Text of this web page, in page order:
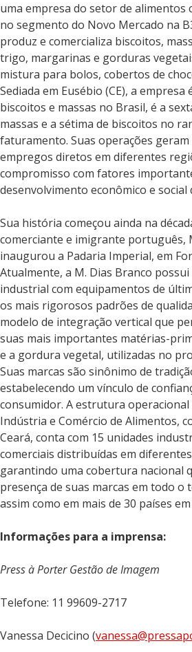
uma empresa do setor de alimentos
no segmento do Novo Mercado na
produz e comercializa biscoitos,
trigo, margarinas e gorduras
mistura para bolos, cobertos de
Sediada em Eusébio (CE), a empresa
biscoitos e massas no Brasil, é a
massas e a sétima de biscoitos no
faturamento. Suas operações geram
empregos diretos em diferentes
compromisso com fatores
desenvolvimento econômico e social
Sua história começou ainda na
comerciante e imigrante português,
inaugurou a Padaria Imperial, em
Atualmente, a M. Dias Branco
industrial com equipamentos de
os mais rigorosos padrões de
modelo de integração vertical que
suas mais importantes matérias-
e a gordura vegetal, utilizadas no
Suas marcas são sinônimo de
estabelecendo um vínculo de
consumidor. A estrutura operacional
Indústria e Comércio de Alimentos,
Ceará, conta com 15 unidades
comerciais distribuídas em
garantindo uma cobertura nacional
presença de suas marcas em todo
assim como em mais de 30 países
Informações para a imprensa:
Press à Porter Gestão de Imagem
Telefone: 11 99609-2717
Vanessa Decicino (